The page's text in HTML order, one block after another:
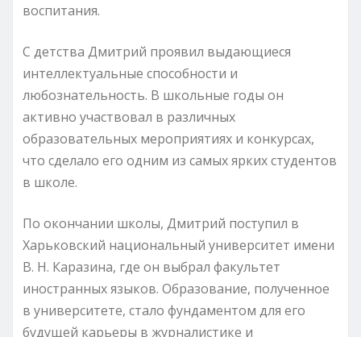
воспитания.
С детства Дмитрий проявил выдающиеся
интеллектуальные способности и
любознательность. В школьные годы он
активно участвовал в различных
образовательных мероприятиях и конкурсах,
что сделало его одним из самых ярких студентов
в школе.
По окончании школы, Дмитрий поступил в
Харьковский национальный университет имени
В. Н. Каразина, где он выбрал факультет
иностранных языков. Образование, полученное
в университете, стало фундаментом для его
будущей карьеры в журналистике и